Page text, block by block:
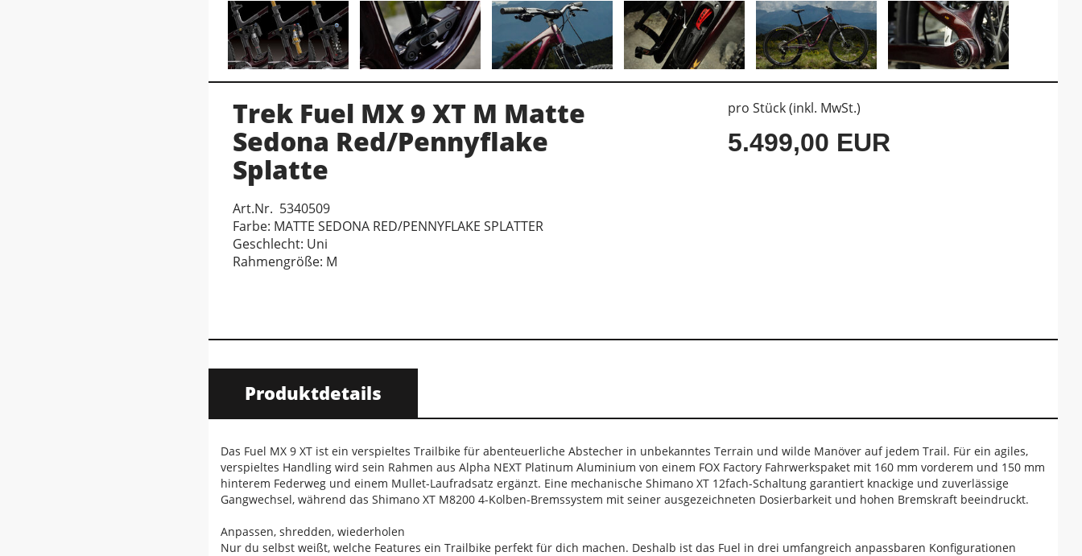
Trek Fuel MX 9 XT M Matte
Sedona Red/Pennyflake
Splatte
Art.Nr. 5340509
Farbe: MATTE SEDONA RED/PENNYFLAKE SPLATTER
Geschlecht: Uni
Rahmengröße: M
pro Stück (inkl. MwSt.)
5.499,00 EUR
Produktdetails
Das Fuel MX 9 XT ist ein verspieltes Trailbike für abenteuerliche Abstecher in unbekanntes Terrain und wilde Manöver auf jedem Trail. Für ein agiles,
verspieltes Handling wird sein Rahmen aus Alpha NEXT Platinum Aluminium von einem FOX Factory Fahrwerkspaket mit 160 mm vorderem und 150 mm
hinterem Federweg und einem Mullet-Laufradsatz ergänzt. Eine mechanische Shimano XT 12fach-Schaltung garantiert knackige und zuverlässige
Gangwechsel, während das Shimano XT M8200 4-Kolben-Bremssystem mit seiner ausgezeichneten Dosierbarkeit und hohen Bremskraft beeindruckt.
Anpassen, shredden, wiederholen
Nur du selbst weißt, welche Features ein Trailbike perfekt für dich machen. Deshalb ist das Fuel in drei umfangreich anpassbaren Konfigurationen